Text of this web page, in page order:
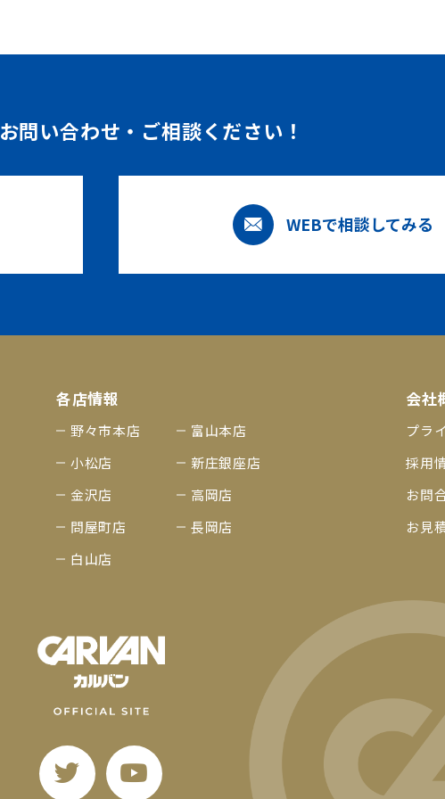
お問い合わせ・ご相談ください！
WEBで相談してみる
各店情報
野々市本店
富山本店
小松店
新庄銀座店
金沢店
高岡店
問屋町店
長岡店
白山店
会社
プラ
採用
お問
お見